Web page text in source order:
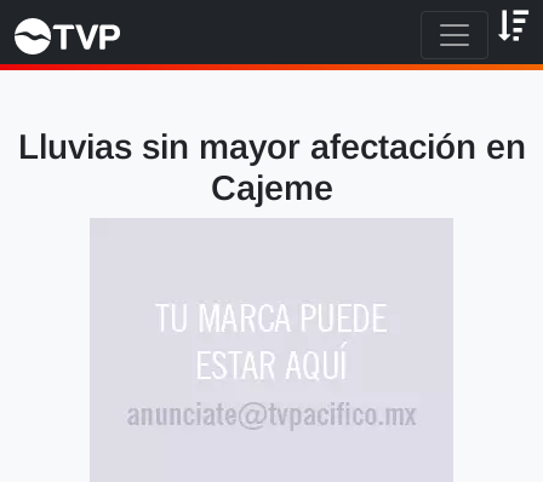
Lluvias sin mayor afectación en
Cajeme